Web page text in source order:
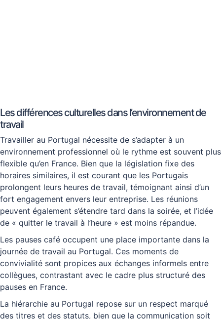
Les différences culturelles dans l’environnement de
travail
Travailler au Portugal nécessite de s’adapter à un
environnement professionnel où le rythme est souvent plus
flexible qu’en France. Bien que la législation fixe des
horaires similaires, il est courant que les Portugais
prolongent leurs heures de travail, témoignant ainsi d’un
fort engagement envers leur entreprise. Les réunions
peuvent également s’étendre tard dans la soirée, et l’idée
de « quitter le travail à l’heure » est moins répandue.
Les pauses café occupent une place importante dans la
journée de travail au Portugal. Ces moments de
convivialité sont propices aux échanges informels entre
collègues, contrastant avec le cadre plus structuré des
pauses en France.
La hiérarchie au Portugal repose sur un respect marqué
des titres et des statuts, bien que la communication soit